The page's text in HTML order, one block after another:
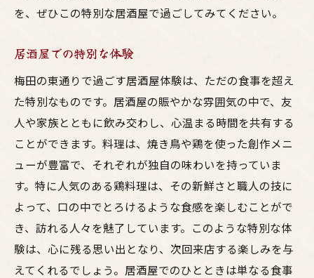
を、ぜひこの特別な居酒屋で過ごしてみてください。
居酒屋での特別な体験
梅田の東通りで過ごす居酒屋体験は、ただの食事を超え
た特別なものです。居酒屋の賑やかな雰囲気の中で、友
人や家族とともに飲み交わし、心温まる時間を共有する
ことができます。料理は、焼き鳥や鶏を使った創作メニ
ューが豊富で、それぞれが独自の味わいを持っていま
す。特に人気のある鶏料理は、その新鮮さと職人の技に
よって、口の中でとろけるような食感を楽しむことがで
き、訪れる人々を魅了しています。このような特別な体
験は、心に残る思い出となり、次回来店する楽しみを与
えてくれるでしょう。居酒屋でのひとときは単なる食事